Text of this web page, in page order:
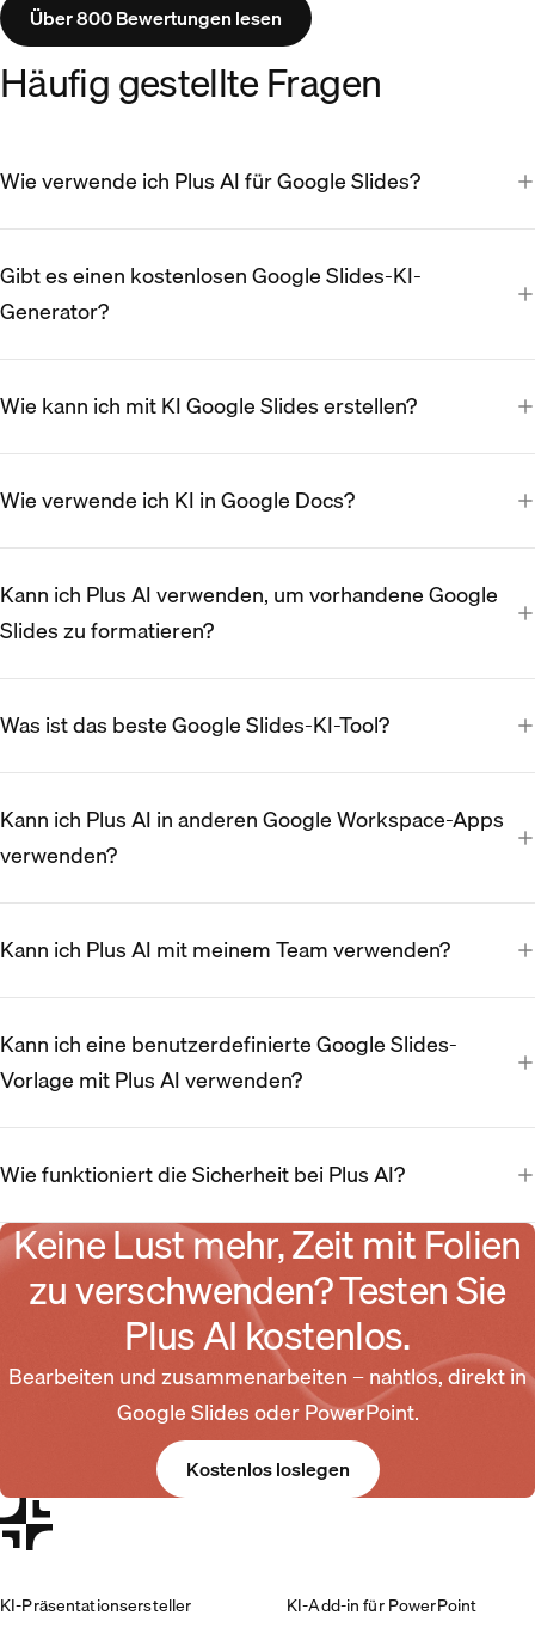
Über 800 Bewertungen lesen
Häufig gestellte Fragen
Wie verwende ich Plus AI für Google Slides?
Gibt es einen kostenlosen Google Slides-KI-
Generator?
Wie kann ich mit KI Google Slides erstellen?
Wie verwende ich KI in Google Docs?
Kann ich Plus AI verwenden, um vorhandene Google
Slides zu formatieren?
Was ist das beste Google Slides-KI-Tool?
Kann ich Plus AI in anderen Google Workspace-Apps
verwenden?
Kann ich Plus AI mit meinem Team verwenden?
Kann ich eine benutzerdefinierte Google Slides-
Vorlage mit Plus AI verwenden?
Wie funktioniert die Sicherheit bei Plus AI?
Keine Lust mehr, Zeit mit Folien
zu verschwenden? Testen Sie
Plus AI kostenlos.
Bearbeiten und zusammenarbeiten – nahtlos, direkt in
Google Slides oder PowerPoint.
Kostenlos loslegen
KI-Präsentationsersteller
KI-Add-in für PowerPoint